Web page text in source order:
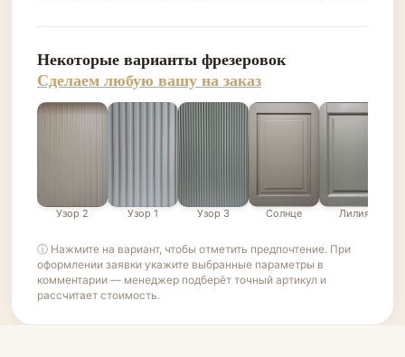
Некоторые варианты фрезеровок
Сделаем любую вашу на заказ
Узор 2 Узор 1 Узор 3 Солнце Лилия
ⓘ Нажмите на вариант, чтобы отметить предпочтение. При
оформлении заявки укажите выбранные параметры в
комментарии — менеджер подберёт точный артикул и
рассчитает стоимость.